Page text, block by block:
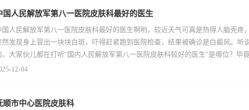
国人民解放军第八一医院皮肤科最好的医生
国人民解放军第八一医院皮肤科最好的医生啊哟，较近天气可真是热得人脑壳疼
然发现身上冒出一块块白斑，吓得赶紧跑到医院检查，结果被确诊是白癜风。
，大家伙儿都在打听“国内人民解放军第八一医院皮肤科较好的医生”是哪位？毕
12-04
顺市中心医院皮肤科